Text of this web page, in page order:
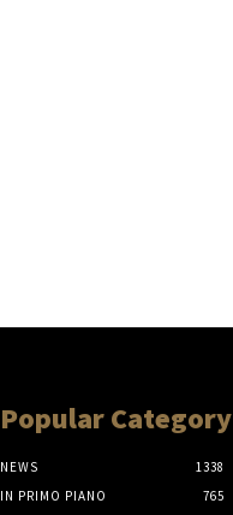
Popular Category
NEWS
1338
IN PRIMO PIANO
765